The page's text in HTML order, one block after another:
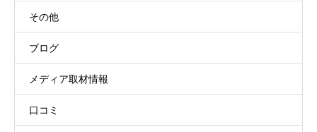
その他
ブログ
メディア取材情報
口コミ